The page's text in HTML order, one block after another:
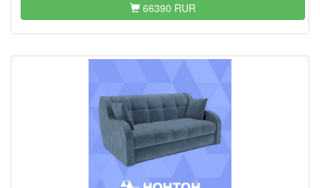
66390 RUR